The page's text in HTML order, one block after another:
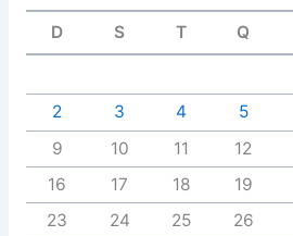
D S T Q
2
3 4 5
9
10 11 12
16
17 18 19
23
24 25 26